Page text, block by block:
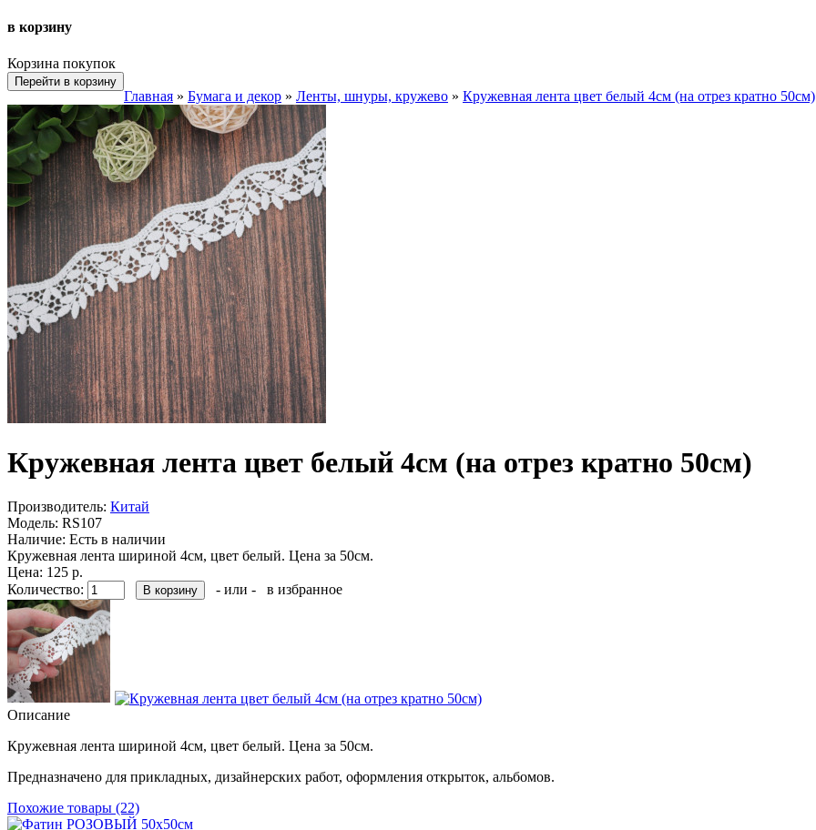
в корзину
Корзина покупок
Перейти в корзину
Главная » Бумага и декор » Ленты, шнуры, кружево » Кружевная лента цвет белый 4см (на отрез кратно 50см)
Кружевная лента цвет белый 4см (на отрез кратно 50см)
Производитель: Китай
Модель: RS107
Наличие: Есть в наличии
Кружевная лента шириной 4см, цвет белый. Цена за 50см.
Цена: 125 р.
Количество:
- или - в избранное
Описание
Кружевная лента шириной 4см, цвет белый. Цена за 50см.
Предназначено для прикладных, дизайнерских работ, оформления открыток, альбомов.
Похожие товары (22)